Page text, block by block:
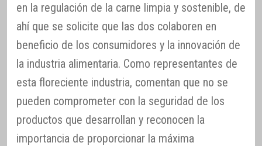
en la regulación de la carne limpia y sostenible, de
ahí que se solicite que las dos colaboren en
beneficio de los consumidores y la innovación de
la industria alimentaria. Como representantes de
esta floreciente industria, comentan que no se
pueden comprometer con la seguridad de los
productos que desarrollan y reconocen la
importancia de proporcionar la máxima